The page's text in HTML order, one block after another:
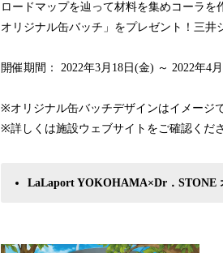
ロードマップを辿って材料を集めコーラ
オリジナル缶バッチ」をプレゼント！三井
開催期間： 2022年3月18日(金) ～ 2022年4
※オリジナル缶バッチデザインはイメージで
※詳しくは施設ウェブサイトをご確認くださ
LaLaport YOKOHAMA×Dr．STONE